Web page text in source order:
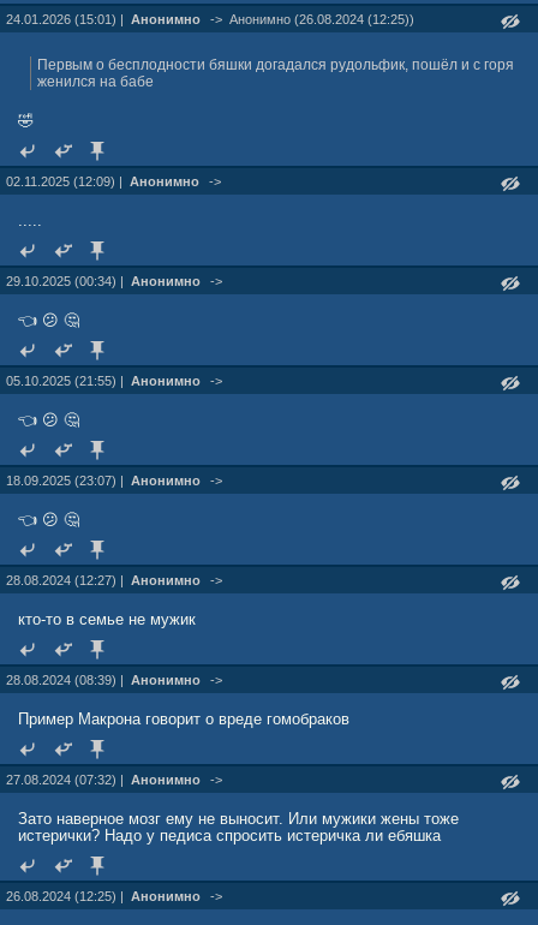
24.01.2026 (15:01) | Анонимно -> Анонимно (26.08.2024 (12:25))
Первым о бесплодности бяшки догадался рудольфик, пошёл и с горя
женился на бабе
🤣
02.11.2025 (12:09) | Анонимно ->
.....
29.10.2025 (00:34) | Анонимно ->
👈 😕 🤔
05.10.2025 (21:55) | Анонимно ->
👈 😕 🤔
18.09.2025 (23:07) | Анонимно ->
👈 😕 🤔
28.08.2024 (12:27) | Анонимно ->
кто-то в семье не мужик
28.08.2024 (08:39) | Анонимно ->
Пример Макрона говорит о вреде гомобраков
27.08.2024 (07:32) | Анонимно ->
Зато наверное мозг ему не выносит. Или мужики жены тоже
истерички? Надо у педиса спросить истеричка ли ебяшка
26.08.2024 (12:25) | Анонимно ->